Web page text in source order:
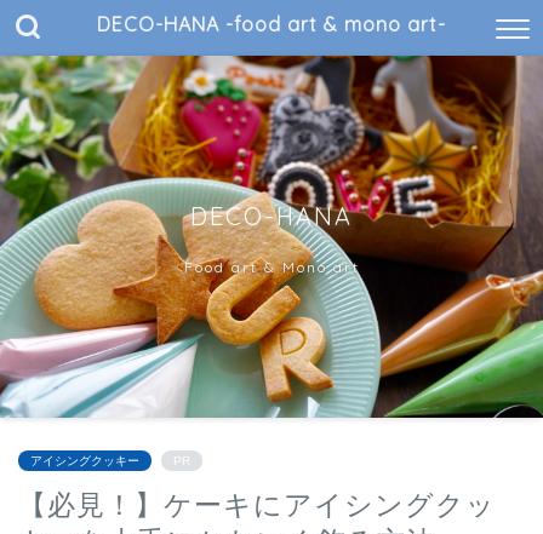
DECO-HANA -food art & mono art-
DECO-HANA
Food art & Mono art
アイシングクッキー PR
【必見！】ケーキにアイシングクッ